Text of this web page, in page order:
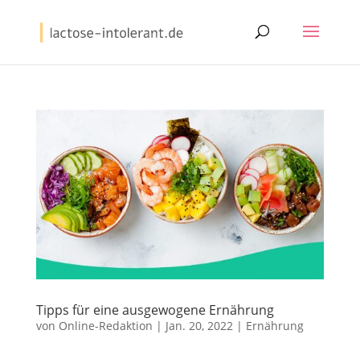
Tipps für eine ausgewogene Ernährung
von Online-Redaktion | Jan. 20, 2022 | Ernährung